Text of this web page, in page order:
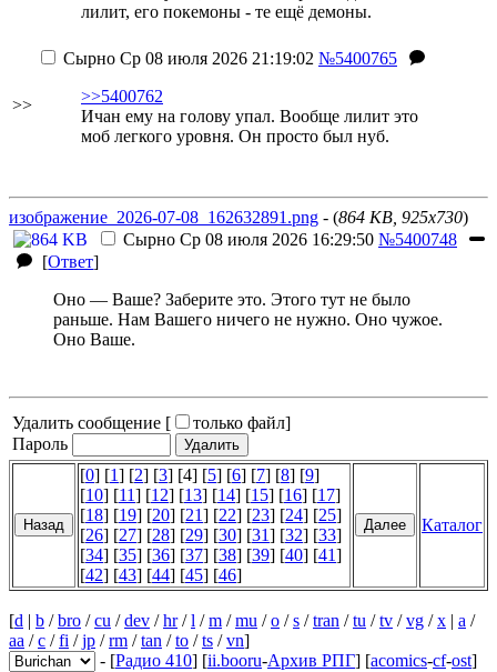
лилит, его покемоны - те ещё демоны.
>>
Сырно Ср 08 июля 2026 21:19:02 №5400765
>>5400762
Ичан ему на голову упал. Вообще лилит это
моб легкого уровня. Он просто был нуб.
изображение_2026-07-08_162632891.png - (864 KB, 925x730)
Сырно Ср 08 июля 2026 16:29:50 №5400748
[Ответ]
Оно — Ваше? Заберите это. Этого тут не было
раньше. Нам Вашего ничего не нужно. Оно чужое.
Оно Ваше.
Удалить сообщение [ только файл]
Пароль
[0] [1] [2] [3] [4] [5] [6] [7] [8] [9]
[10] [11] [12] [13] [14] [15] [16] [17]
[18] [19] [20] [21] [22] [23] [24] [25]
[26] [27] [28] [29] [30] [31] [32] [33]
[34] [35] [36] [37] [38] [39] [40] [41]
[42] [43] [44] [45] [46]
Каталог
[d | b /bro /cu /dev /hr/l /m /mu /o /s /tran /tu /tv /vg /x | a /
aa /c /fi /jp /rm /tan /to /ts /vn]
- [Радио 410] [ii.booru-Архив РПГ] [acomics-cf-ost]